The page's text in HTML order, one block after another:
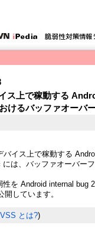
ス上で稼動する
けるバッファオーバ
バイス上で稼動する
は、バッファオーバー
を Android internal bug
開しています。
とは?)